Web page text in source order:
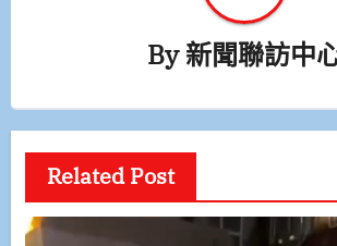
By新聞聯訪中
Related Post